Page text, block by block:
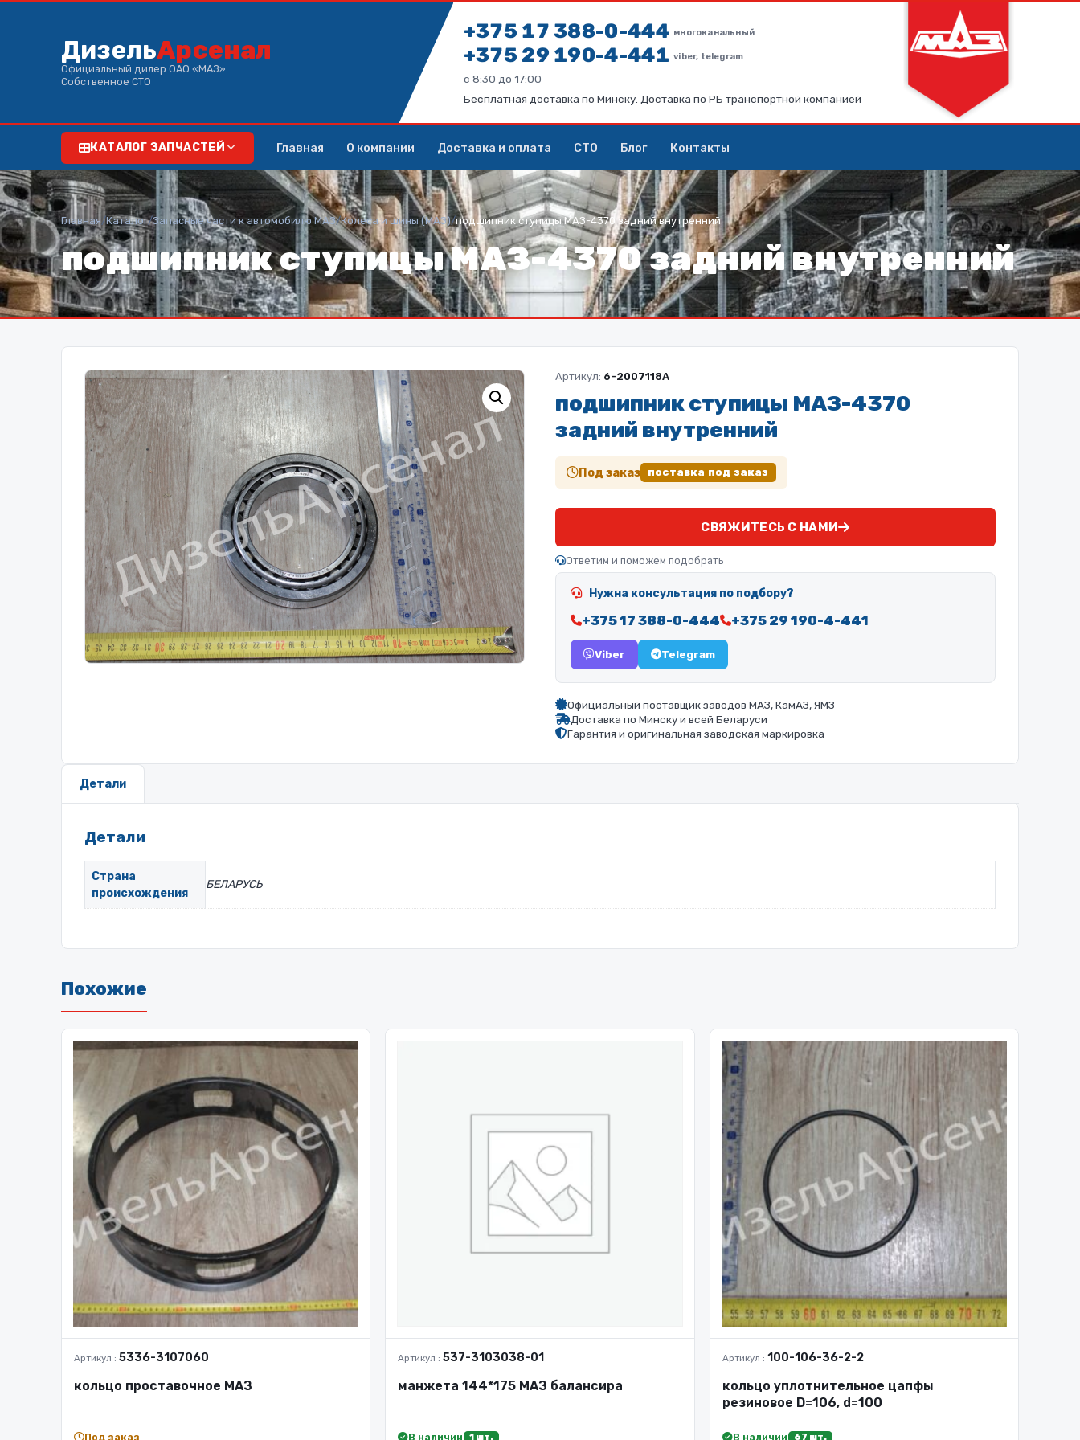
ДизельАрсенал
Официальный дилер ОАО «МАЗ»
Собственное СТО
+375 17 388-0-444 многоканальный
+375 29 190-4-441viber, telegram
с 8:30 до 17:00
Бесплатная доставка по Минску. Доставка по РБ транспортной компанией
КАТАЛОГ ЗАПЧАСТЕЙ Главная О компании Доставка и оплата СТО Блог Контакты
Главная/Каталог/Запасные части к автомобилю МАЗ/Колеса и шины (МАЗ)/подшипник ступицы МАЗ-4370 задний внутренний
подшипник ступицы МАЗ-4370 задний внутренний
Артикул: 6-2007118А
подшипник ступицы МАЗ-4370
задний внутренний
Под заказ поставка под заказ
СВЯЖИТЕСЬ С НАМИ
Ответим и поможем подобрать
Нужна консультация по подбору?
+375 17 388-0-444 +375 29 190-4-441
Viber Telegram
Официальный поставщик заводов МАЗ, КамАЗ, ЯМЗ
Доставка по Минску и всей Беларуси
Гарантия и оригинальная заводская маркировка
Детали
Детали
Страна
происхождения
БЕЛАРУСЬ
Похожие
Артикул : 5336-3107060
кольцо проставочное МАЗ
Под заказ
Артикул :537-3103038-01
манжета 144*175 МАЗ балансира
В наличии 1 шт.
Артикул : 100-106-36-2-2
кольцо уплотнительное цапфы
резиновое D=106, d=100
В наличии 67 шт.